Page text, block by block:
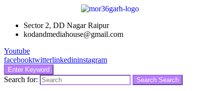
Sector 2, DD Nagar Raipur
kodandmediahouse@gmail.com
Youtube
facebooktwitterlinkedininstagram
Enter Keyword
Search for: Search Search